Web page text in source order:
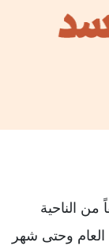
ضعيفاً من الناحية
وحتى شهر